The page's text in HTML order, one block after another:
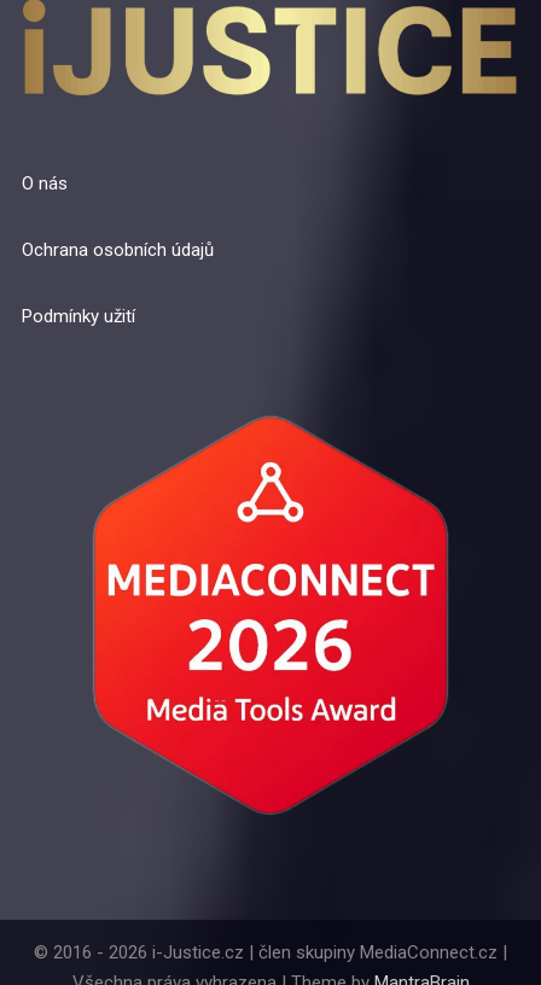
O nás
Ochrana osobních údajů
Podmínky užití
© 2016 - 2026 i-Justice.cz | člen skupiny MediaConnect.cz |